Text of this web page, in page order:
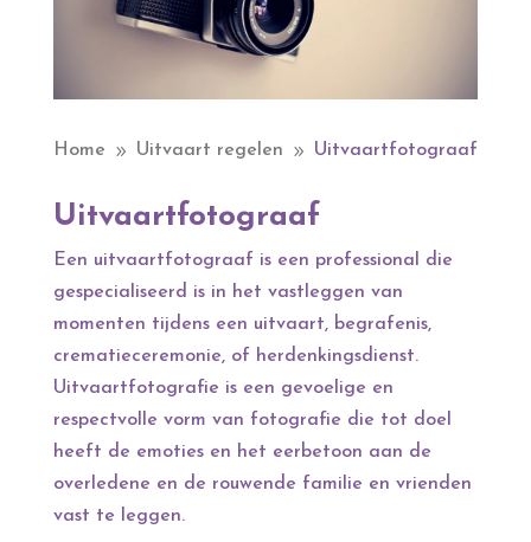
Home 9 Uitvaart regelen 9 Uitvaartfotograaf
Uitvaartfotograaf
Een uitvaartfotograaf is een professional die
gespecialiseerd is in het vastleggen van
momenten tijdens een uitvaart, begrafenis,
crematieceremonie, of herdenkingsdienst.
Uitvaartfotografie is een gevoelige en
respectvolle vorm van fotografie die tot doel
heeft de emoties en het eerbetoon aan de
overledene en de rouwende familie en vrienden
vast te leggen.